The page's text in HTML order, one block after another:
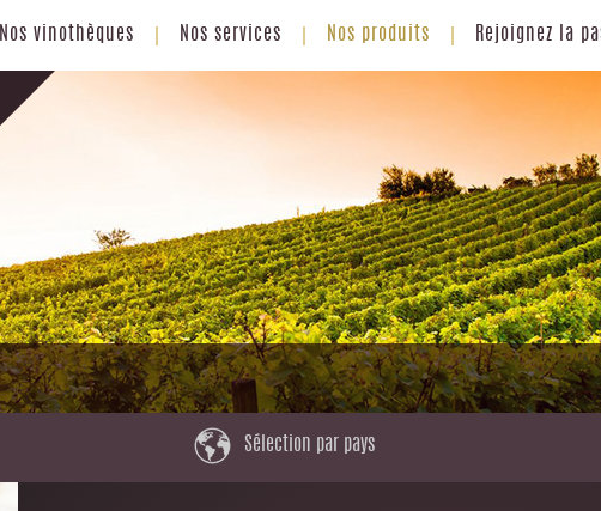
Nos vinothèques Nos services Nos produits Rejoignez la
Sélection par pays